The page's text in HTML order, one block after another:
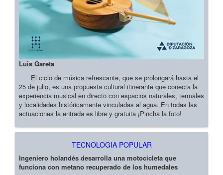
Luis Gareta
El ciclo de música refrescante, que se prolongará hasta el
25 de julio, es una propuesta cultural itinerante que conecta la
experiencia musical en directo con espacios naturales, termales
y localidades históricamente vinculadas al agua. En todas las
actuaciones la entrada es libre y gratuita ¡Pincha la foto!
TECNOLOGIA POPULAR
Ingeniero holandés desarrolla una motocicleta que
funciona con metano recuperado de los humedales